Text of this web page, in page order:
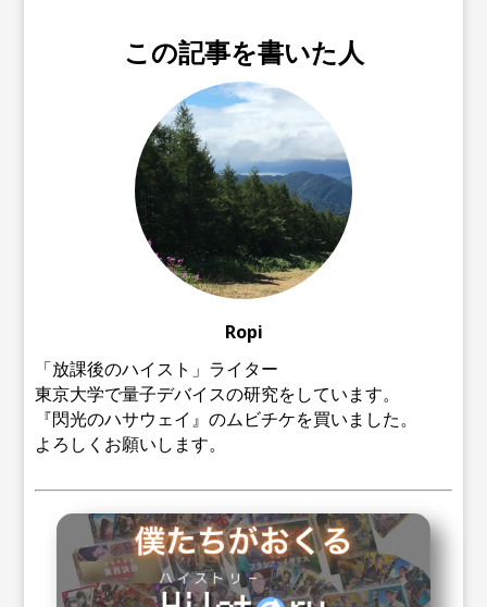
この記事を書いた人
Ropi
「放課後のハイスト」ライター
東京大学で量子デバイスの研究をしています。
『閃光のハサウェイ』のムビチケを買いました。
よろしくお願いします。